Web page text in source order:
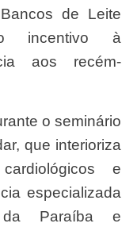
de Leite
incentivo à
aos recém-
que interioriza
e
especializada
da Paraíba e